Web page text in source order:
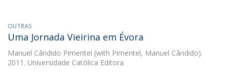
OUTRAS
Uma Jornada Vieirina em Évora
Manuel Cândido Pimentel (with Pimentel, Manuel Cândido).
2011. Universidade Católica Editora